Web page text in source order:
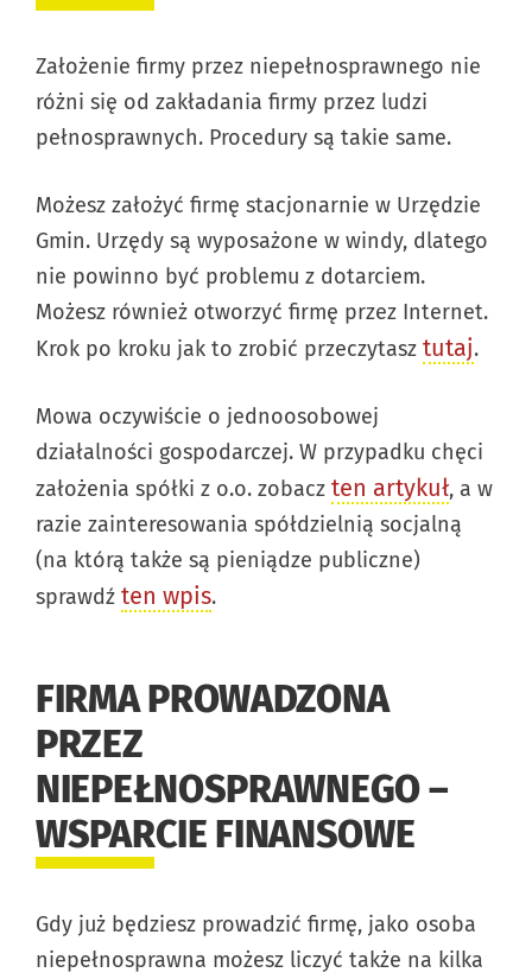
Założenie firmy przez niepełnosprawnego nie
różni się od zakładania firmy przez ludzi
pełnosprawnych. Procedury są takie same.
Możesz założyć firmę stacjonarnie w Urzędzie
Gmin. Urzędy są wyposażone w windy, dlatego
nie powinno być problemu z dotarciem.
Możesz również otworzyć firmę przez Internet.
Krok po kroku jak to zrobić przeczytasz tutaj.
Mowa oczywiście o jednoosobowej
działalności gospodarczej. W przypadku chęci
założenia spółki z o.o. zobacz ten artykuł, a w
razie zainteresowania spółdzielnią socjalną
(na którą także są pieniądze publiczne)
sprawdź ten wpis.
FIRMA PROWADZONA
PRZEZ
NIEPEŁNOSPRAWNEGO –
WSPARCIE FINANSOWE
Gdy już będziesz prowadzić firmę, jako osoba
niepełnosprawna możesz liczyć także na kilka